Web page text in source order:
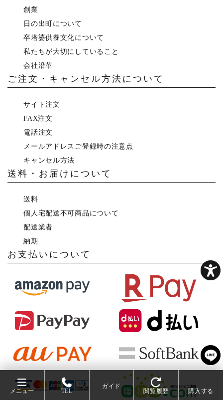
創業
日の出町について
卒塔婆供養文化について
私たちが大切にしていること
会社沿革
ご注文・キャンセル方法について
サイト注文
FAX注文
電話注文
メールアドレスご登録時の注意点
キャンセル方法
送料・お届けについて
送料
個人宅配送不可商品について
配送業者
納期
お支払いについて
メニュー TEL
ガイド
閲覧履歴 購入する